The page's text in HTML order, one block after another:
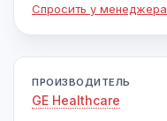
Спросить у менеджера
ПРОИЗВОДИТЕЛЬ
GE Healthcare